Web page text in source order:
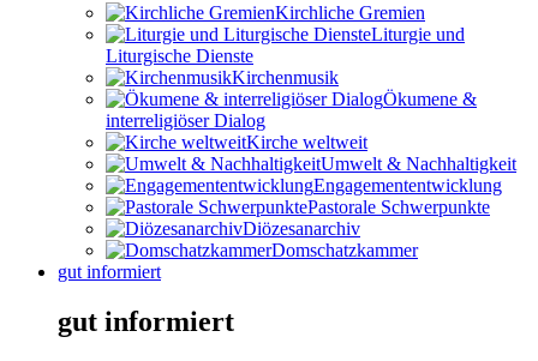
Kirchliche Gremien
Liturgie und
Liturgische Dienste
Kirchenmusik
Ökumene &
interreligiöser Dialog
Kirche weltweit
Umwelt & Nachhaltigkeit
Engagemententwicklung
Pastorale Schwerpunkte
Diözesanarchiv
Domschatzkammer
gut informiert
gut informiert